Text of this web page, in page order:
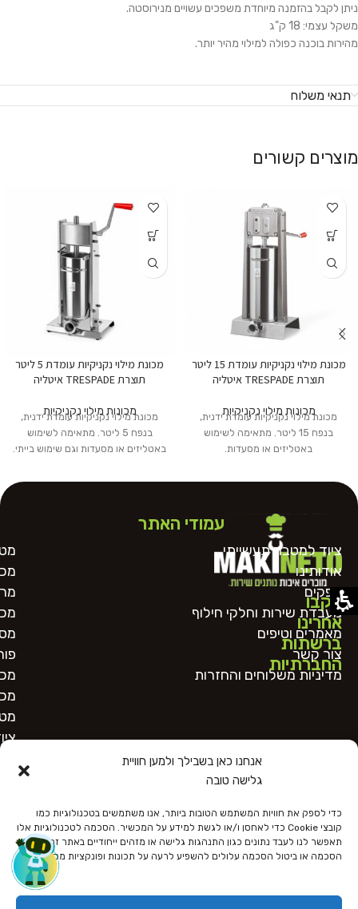
אנחנו כאן בשבילך ולמען חוויית
גלישה טובה
כדי לספק את חוויות המשתמש הטובות ביותר, אנו משתמשים בטכנולוגיות כמו
קובצי Cookie כדי לאחסן ו/או לגשת למידע על המכשיר. הסכמה לטכנולוגיות אלו
תאפשר לנו לעבד נתונים כגון התנהגות גלישה או מזהים ייחודיים באתר זה. אי
הסכמה או ביטול הסכמה עלולים להשפיע לרעה על תכונות ופונקציות מסוימות.
ניתן לקבל בהזמנה מיוחדת משפכים עשויים מנירוסטה.
משקל עצמי: 18 ק"ג
מהירות בוכנה כפולה למילוי מהיר יותר.
תנאי משלוח
מוצרים קשורים
מכונת מילוי נקניקיות עומדת 15 ליטר
תוצרת TRESPADE איטליה
מכונות מילוי נקניקיות
מכונת מילוי נקניקיות עומדת ידנית,
בנפח 15 ליטר. מתאימה לשימוש
באטליזים או מסעדות.
מכונת מילוי נקניקיות עומדת 5 ליטר
תוצרת TRESPADE איטליה
מכונות מילוי נקניקיות
מכונת מילוי נקניקיות עומדת ידנית,
בנפח 5 ליטר. מתאימה לשימוש
באטליזים או מסעדות וגם שימוש בייתי.
עקבו
אחרינו
ברשתות
החברתיות
עמודי האתר
ציוד למטבח תעשייתי
אודותינו
ספקים
מעבדת שירות וחלקי חילוף
מאמרים וטיפים
צור קשר
מדיניות משלוחים והחזרות
כל הזכויות שמורות
מדיניות פרטיות